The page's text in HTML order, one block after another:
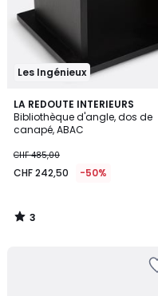
Les Ingénieux
LA REDOUTE INTERIEURS
Bibliothèque d'angle, dos de
canapé, ABAC
242,50
au
de
CHF
CHF 485,00
CHF 242,50 -50%
3
/
5
3
/